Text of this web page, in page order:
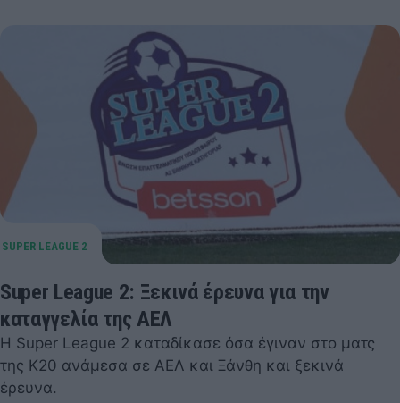
Super League 2: Ξεκινά έρευνα για την
καταγγελία της ΑΕΛ
Η Super League 2 καταδίκασε όσα έγιναν στο ματς
της Κ20 ανάμεσα σε ΑΕΛ και Ξάνθη και ξεκινά
έρευνα.